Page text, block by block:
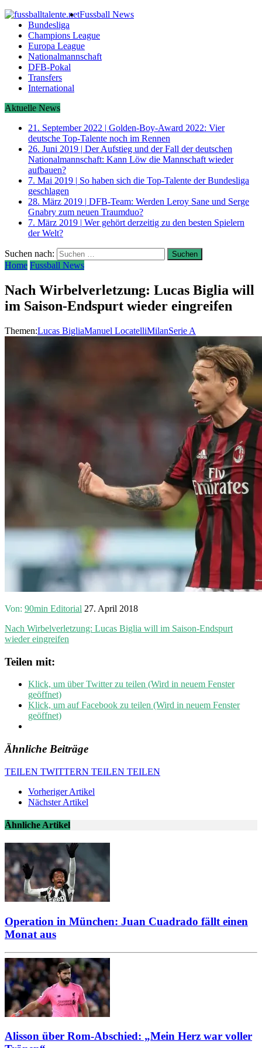
Fussball News
Bundesliga
Champions League
Europa League
Nationalmannschaft
DFB-Pokal
Transfers
International
Aktuelle News
21. September 2022 | Golden-Boy-Award 2022: Vier
deutsche Top-Talente noch im Rennen
26. Juni 2019 | Der Aufstieg und der Fall der deutschen
Nationalmannschaft: Kann Löw die Mannschaft wieder
aufbauen?
7. Mai 2019 | So haben sich die Top-Talente der Bundesliga
geschlagen
28. März 2019 | DFB-Team: Werden Leroy Sane und Serge
Gnabry zum neuen Traumduo?
7. März 2019 | Wer gehört derzeitig zu den besten Spielern
der Welt?
Suchen nach:
Home Fussball News
Nach Wirbelverletzung: Lucas Biglia will
im Saison-Endspurt wieder eingreifen
Themen:Lucas BigliaManuel LocatelliMilanSerie A
Von: 90min Editorial 27. April 2018
Nach Wirbelverletzung: Lucas Biglia will im Saison-Endspurt
wieder eingreifen
Teilen mit:
Klick, um über Twitter zu teilen (Wird in neuem Fenster
geöffnet)
Klick, um auf Facebook zu teilen (Wird in neuem Fenster
geöffnet)
Ähnliche Beiträge
TEILEN TWITTERN TEILEN TEILEN
Vorheriger Artikel
Nächster Artikel
Ähnliche Artikel
Operation in München: Juan Cuadrado fällt einen
Monat aus
Alisson über Rom-Abschied: „Mein Herz war voller